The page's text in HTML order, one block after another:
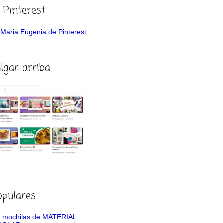
Pinterest
Eugenia de Pinterest.
arriba
mochilas de MATERIAL